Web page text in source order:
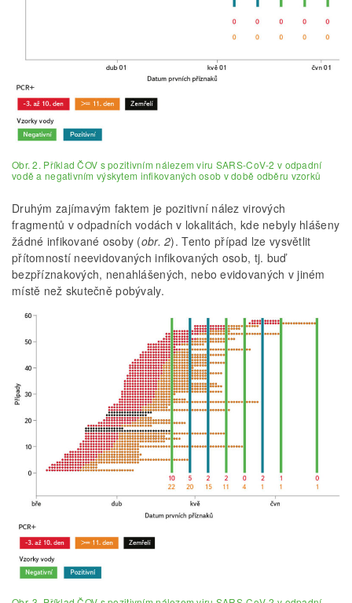
Obr. 2. Příklad ČOV s pozitivním nálezem viru SARS-CoV-2 v odpadní
vodě a negativním výskytem infikovaných osob v době odběru vzorků
Druhým zajímavým faktem je pozitivní nález virových
fragmentů v odpadních vodách v lokalitách, kde nebyly hlášeny
žádné infikované osoby (obr. 2). Tento případ lze vysvětlit
přítomností neevidovaných infikovaných osob, tj. buď
bezpříznakových, nenahlášených, nebo evidovaných v jiném
místě než skutečně pobývaly.